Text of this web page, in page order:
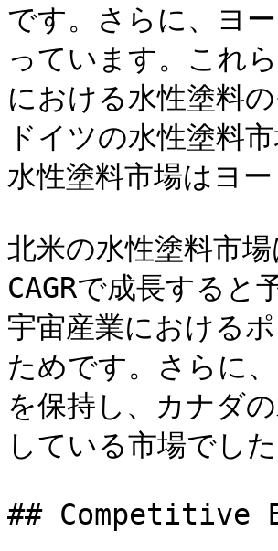
です。さらに、ヨ
っています。これ
における水性塗料
ドイツの水性塗料
水性塗料市場はヨ
北米の水性塗料市
CAGRで成長する
宇宙産業における
ためです。さらに
を保持し、カナダ
している市場でした
## Competitive